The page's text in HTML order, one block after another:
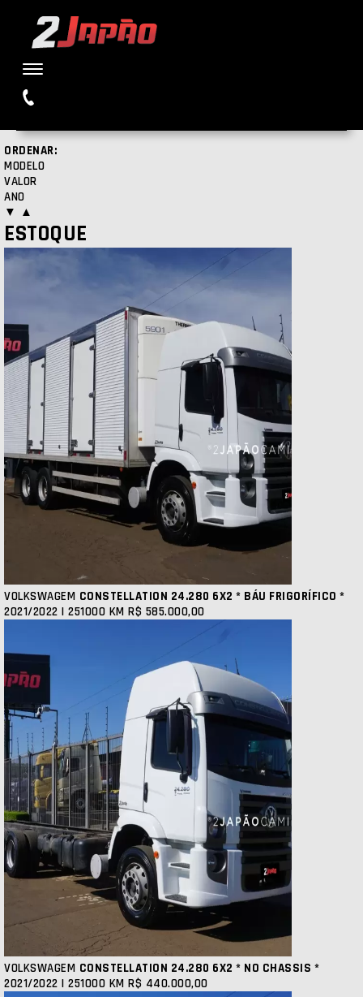
ORDENAR:
MODELO
VALOR
ANO
▼ ▲
ESTOQUE
VOLKSWAGEM CONSTELLATION 24.280 6X2 * BÁU FRIGORÍFICO *
2021/2022 | 251000 KM R$ 585.000,00
VOLKSWAGEM CONSTELLATION 24.280 6X2 * NO CHASSIS *
2021/2022 | 251000 KM R$ 440.000,00